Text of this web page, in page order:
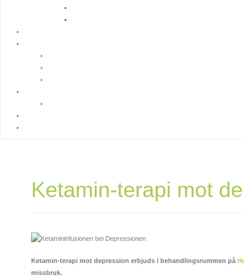
Ketamin-terapi mot
Ketamin-terapi mot depression erbjuds i behandlingsrummen på
missbruk.